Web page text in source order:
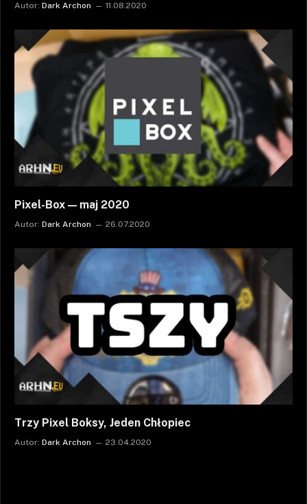
Autor: Dark Archon 11.08.2020
Pixel-Box — maj 2020
Autor: Dark Archon 26.07.2020
Trzy Pixel Boksy, Jeden Chłopiec
Autor: Dark Archon 23.04.2020